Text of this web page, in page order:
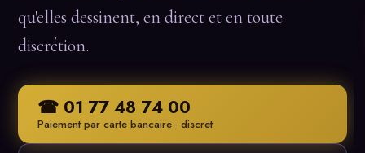
qu'elles dessinent, en direct et en toute
discrétion.
☎ 01 77 48 74 00
Paiement par carte bancaire · discret